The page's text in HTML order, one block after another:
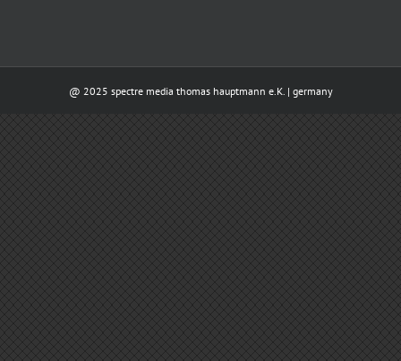
@ 2025 spectre media thomas hauptmann e.K. | germany